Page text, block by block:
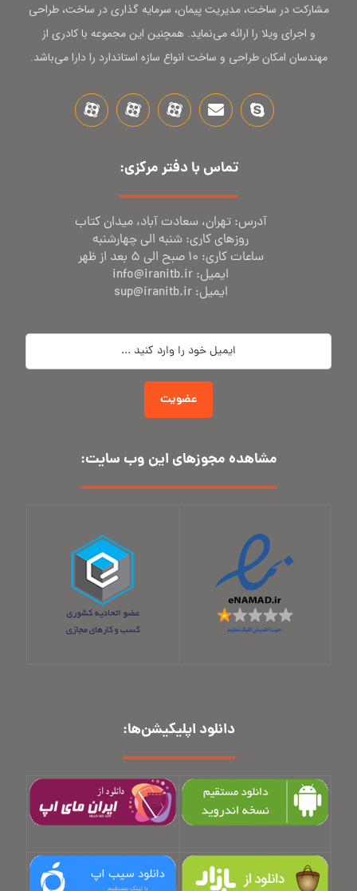
مشارکت در ساخت، مدیریت پیمان، سرمایه گذاری در ساخت، طراحی
و اجرای ویلا را ارائه می‌نماید. همچنین این مجموعه با کادری از
مهندسان امکان طراحی و ساخت انواع سازه استاندارد را دارا می‌باشد.
تماس با دفتر مرکزی:
آدرس: تهران، سعادت آباد، میدان کتاب
روز‌های کاری: شنبه الی چهارشنبه
ساعات کاری: 10 صبح الی 5 بعد از ظهر
ایمیل: info@iranitb.ir
ایمیل: sup@iranitb.ir
عضویت
مشاهده مجوز‌های این وب سایت:
دانلود اپلیکیشن‌ها: